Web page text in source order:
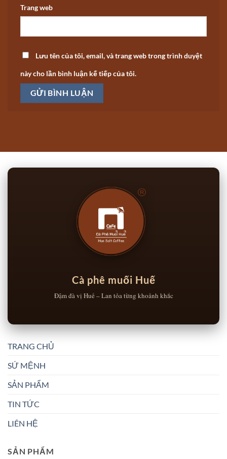
Trang web
Lưu tên của tôi, email, và trang web trong trình duyệt
này cho lần bình luận kế tiếp của tôi.
Cà phê muối Huế
Đậm đà vị Huế – Lan tỏa từng khoảnh khắc
TRANG CHỦ
SỨ MỆNH
SẢN PHẨM
TIN TỨC
LIÊN HỆ
SẢN PHẨM